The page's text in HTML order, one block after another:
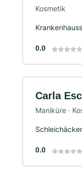
Kosmetik
0.0
Carla
Maniküre ·
0.0